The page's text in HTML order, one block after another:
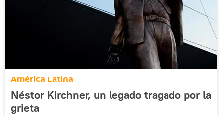
América Latina
Néstor Kirchner, un legado tragado por la
grieta